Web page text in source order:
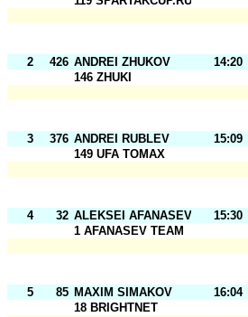
2 426 ANDREI ZHUKOV 14:20
146 ZHUKI
3 376 ANDREI RUBLEV 15:09
149 UFA TOMAX
4 32 ALEKSEI AFANASEV 15:30
1 AFANASEV TEAM
5 85 MAXIM SIMAKOV 16:04
18 BRIGHTNET